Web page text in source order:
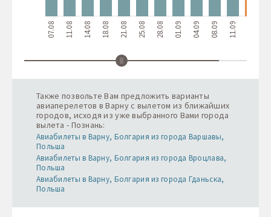
07.08 11.08 14.08 18.08 21.08 25.08 28.08 01.09 04.09 08.09 11.09
Также позвольте Вам предложить варианты
авиаперелетов в Варну с вылетом из ближайших
городов, исходя из уже выбранного Вами города
вылета - Познань:
Авиабилеты в Варну, Болгария из города Варшавы,
Польша
Авиабилеты в Варну, Болгария из города Вроцлава,
Польша
Авиабилеты в Варну, Болгария из города Гданьска,
Польша